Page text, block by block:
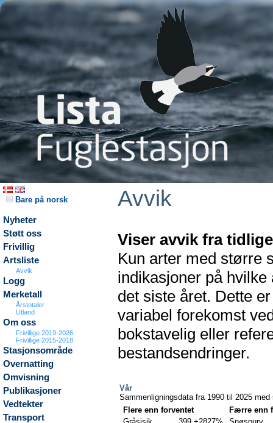
Bare på norsk
Nyheter
Støtt oss
Frivillig
Artsliste
Avvik
Logg
Merketall
Årstotaler
Utland
Om oss
Frivillige 2019-2026
Frivillige 2015-2018
Stasjonsområde
Overnatting
Omvisning
Publikasjoner
Vedtekter
Transport
Avvik
Viser avvik fra
Kun arter med større
indikasjoner på
det siste året. Dette
variabel forekomst
bokstavelig eller
bestandsendringer.
Vår
Sammenligningsdata fra 1990 til 2025
Flere enn forventet
Færre enn